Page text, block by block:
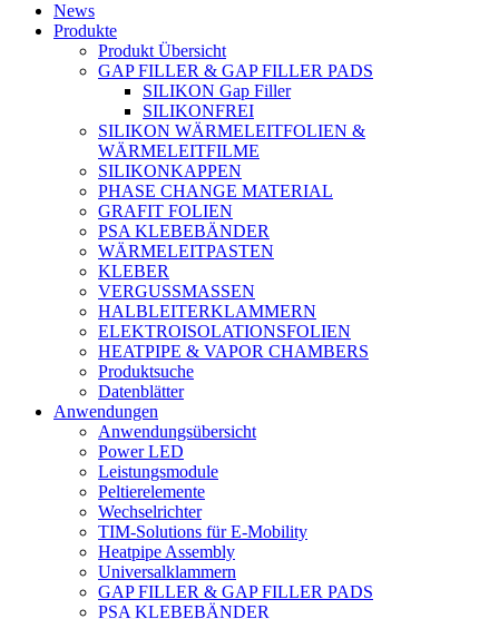
News
Produkte
Produkt Übersicht
GAP FILLER & GAP FILLER PADS
SILIKON Gap Filler
SILIKONFREI
SILIKON WÄRMELEITFOLIEN &
WÄRMELEITFILME
SILIKONKAPPEN
PHASE CHANGE MATERIAL
GRAFIT FOLIEN
PSA KLEBEBÄNDER
WÄRMELEITPASTEN
KLEBER
VERGUSSMASSEN
HALBLEITERKLAMMERN
ELEKTROISOLATIONSFOLIEN
HEATPIPE & VAPOR CHAMBERS
Produktsuche
Datenblätter
Anwendungen
Anwendungsübersicht
Power LED
Leistungsmodule
Peltierelemente
Wechselrichter
TIM-Solutions für E-Mobility
Heatpipe Assembly
Universalklammern
GAP FILLER & GAP FILLER PADS
PSA KLEBEBÄNDER